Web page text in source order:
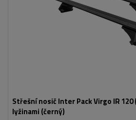
Střešní nosič Inter Pack Virgo IR
lyžinami (černý)